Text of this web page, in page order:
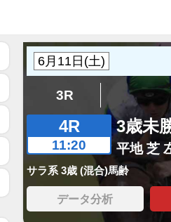
3R
4R
11:20
3歳未
平地 芝
サラ系 3歳 (混合)馬齢
データ分析